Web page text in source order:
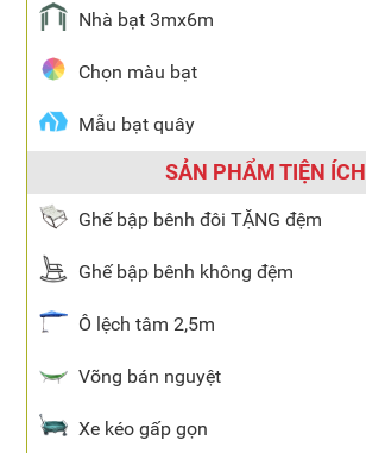
Nhà bạt 3mx6m
Chọn màu bạt
Mẫu bạt quây
SẢN PHẨM TIỆN ÍCH
Ghế bập bênh đôi TẶNG đệm
Ghế bập bênh không đệm
Ô lệch tâm 2,5m
Võng bán nguyệt
Xe kéo gấp gọn